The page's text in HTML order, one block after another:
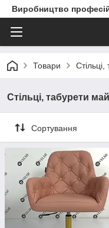
Виробництво
Товари
Стільці, табурети
Сортування